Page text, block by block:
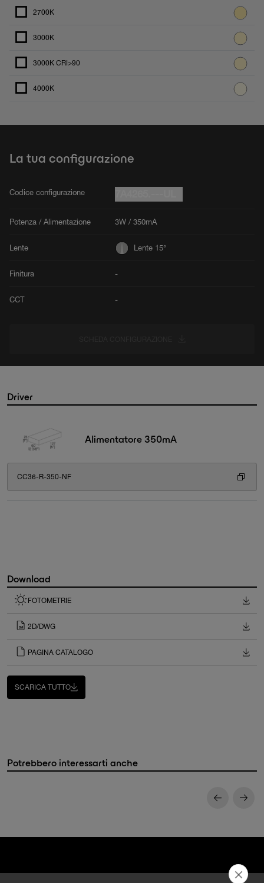
2700K
3000K
3000K CRI>90
4000K
La tua configurazione
Codice configurazione
Potenza / Alimentazione 3W / 350mA
Lente Lente 15°
Finitura -
CCT -
Driver
Alimentatore 350mA
CC36-R-350-NF
Download
FOTOMETRIE
2D/DWG
PAGINA CATALOGO
SCARICA TUTTO
Potrebbero interessarti anche